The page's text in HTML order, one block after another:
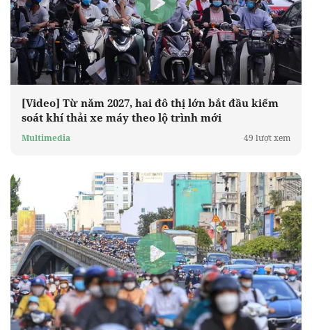
[Video] Từ năm 2027, hai đô thị lớn bắt đầu kiểm
soát khí thải xe máy theo lộ trình mới
Multimedia 49 lượt xem